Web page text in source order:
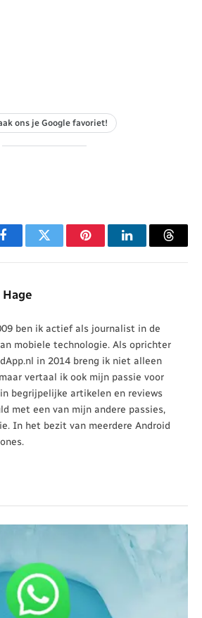
ons je Google favoriet!
FacebookTwitter PinterestLinkedIn
ben ik actief als journalist in de
mobiele technologie. Als oprichter
in 2014 breng ik niet alleen
vertaal ik ook mijn passie voor
begrijpelijke artikelen en reviews
met een van mijn andere passies,
In het bezit van meerdere Android